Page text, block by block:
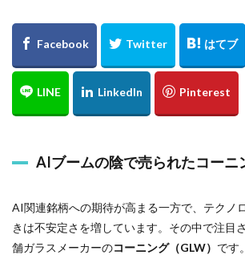
AIブームの陰で売られたコーニ
AI関連銘柄への期待が高まる一方で、テクノ
きは不安定さを増しています。その中で注目
舗ガラスメーカーのコーニング（GLW） です。